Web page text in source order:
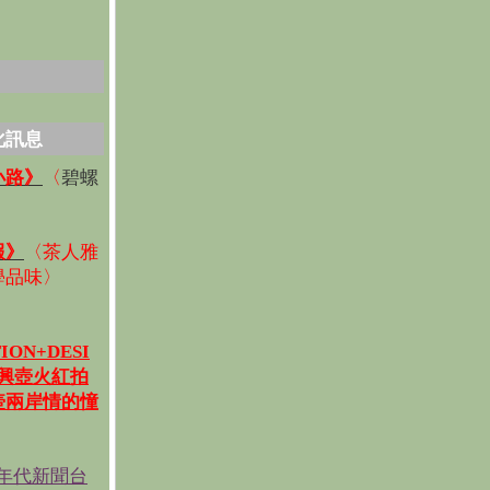
訊息
》 〈碧螺
〈茶人雅
味〉
壺火紅拍
岸情的憧
代新聞台